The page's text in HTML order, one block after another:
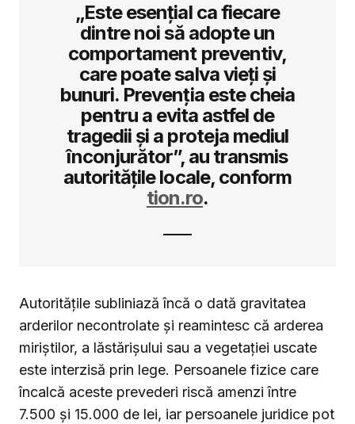
„Este esențial ca fiecare
dintre noi să adopte un
comportament preventiv,
care poate salva vieți și
bunuri. Prevenția este cheia
pentru a evita astfel de
tragedii și a proteja mediul
înconjurător”, au transmis
autoritățile locale, conform
tion.ro.
Autoritățile subliniază încă o dată gravitatea
arderilor necontrolate și reamintesc că arderea
miriștilor, a lăstărișului sau a vegetației uscate
este interzisă prin lege. Persoanele fizice care
încalcă aceste prevederi riscă amenzi între
7.500 și 15.000 de lei, iar persoanele juridice pot